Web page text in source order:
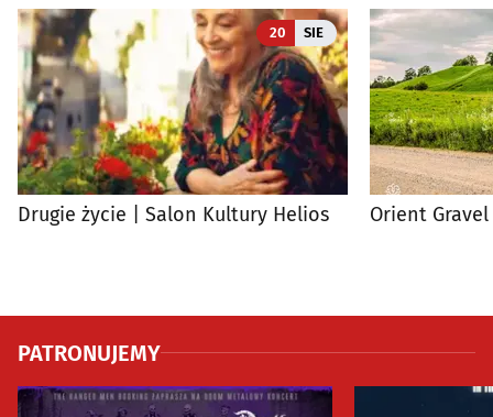
20 SIE
Drugie życie | Salon Kultury Helios Orient
PATRONUJEMY